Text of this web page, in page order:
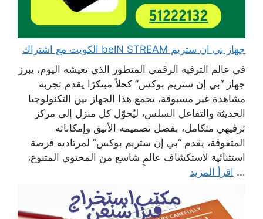
جهاز بي ان ستريم beIN STREAM الكويت مع اشتراك
في عالم الترفيه الرقمي المتطور الذي تعيشه اليوم، يبرز
جهاز “بي إن ستريم بوكس” كحلاً مبتكرًا يقدم تجربة
مشاهدة غير مسبوقة، يجمع هذا الجهاز بين التكنولوجيا
الحديثة والتفاعل السلس، ليُحوّل كل منزل إلى مركز
ترفيهي متكامل، بفضل تصميمه الأنيق وإمكاناته
المتفوقة، يقدم “بي إن ستريم بوكس” لمرتاديه فرصة
استثنائية لاستكشاف عالمٍ شاسع من المحتوى المتنوع،
... اقرأ المزيد